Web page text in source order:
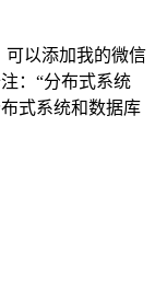
可以添加我的微信
：“分布式系统
式系统和数据库